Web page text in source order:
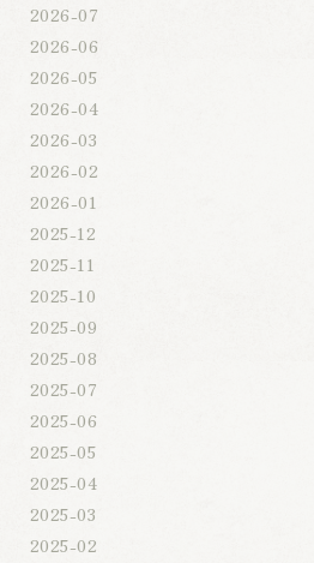
2026-07
2026-06
2026-05
2026-04
2026-03
2026-02
2026-01
2025-12
2025-11
2025-10
2025-09
2025-08
2025-07
2025-06
2025-05
2025-04
2025-03
2025-02